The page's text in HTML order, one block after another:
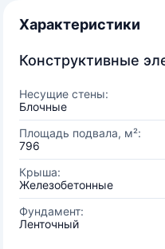
Характеристики
Конструктивные
Несущие стены:
Блочные
Площадь подвала, м²:
796
Крыша:
Железобетонные
Фундамент:
Ленточный